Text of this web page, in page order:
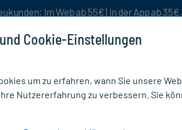
Im Web ab 55€ | In der App ab
Cookie-Einstellungen
um zu erfahren, wann Sie unsere
Nutzererfahrung zu verbessern. Sie